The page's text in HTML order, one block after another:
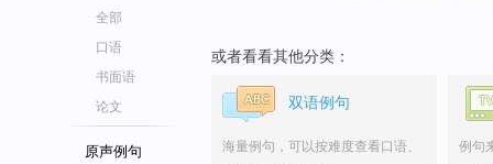
全部
口语
书面语
论文
原声例句
或者看看其他分类：
双语例句
海量例句，可以按难度查看口语、
例句